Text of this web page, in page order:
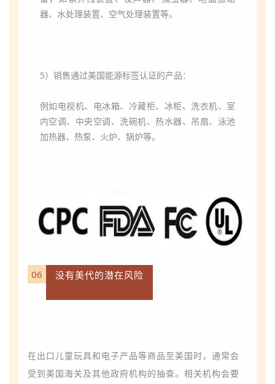
器、水处理装置、空气处理装置等。
5）销售通过美国能源标签认证的产品：
例如电视机、电冰箱、冷藏柜、冰柜、洗衣机、室
内空调、中央空调、洗碗机、热水器、吊扇、泳池
加热器、热泵、火炉、锅炉等。
06 没有美代的潜在风险
在出口儿童玩具和电子产品等商品至美国时，通常会
受到美国海关及其他政府机构的抽查。相关机构会要